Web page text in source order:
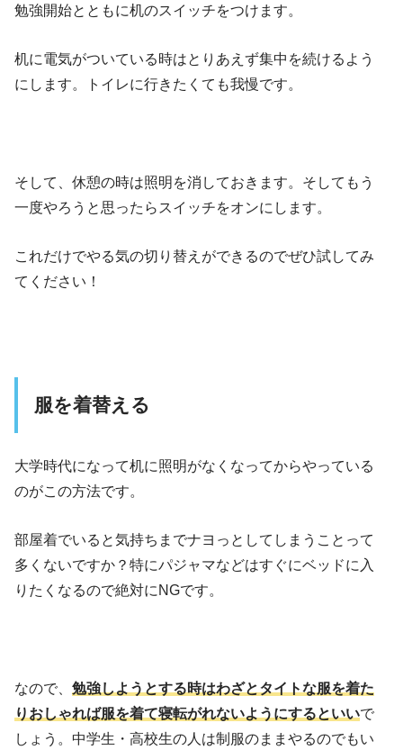
勉強開始とともに机のスイッチをつけます。
机に電気がついている時はとりあえず集中を続けるよう
にします。トイレに行きたくても我慢です。
そして、休憩の時は照明を消しておきます。そしてもう
一度やろうと思ったらスイッチをオンにします。
これだけでやる気の切り替えができるのでぜひ試してみ
てください！
服を着替える
大学時代になって机に照明がなくなってからやっている
のがこの方法です。
部屋着でいると気持ちまでナヨっとしてしまうことって
多くないですか？特にパジャマなどはすぐにベッドに入
りたくなるので絶対にNGです。
なので、勉強しようとする時はわざとタイトな服を着た
りおしゃれば服を着て寝転がれないようにするといいで
しょう。中学生・高校生の人は制服のままやるのでもい